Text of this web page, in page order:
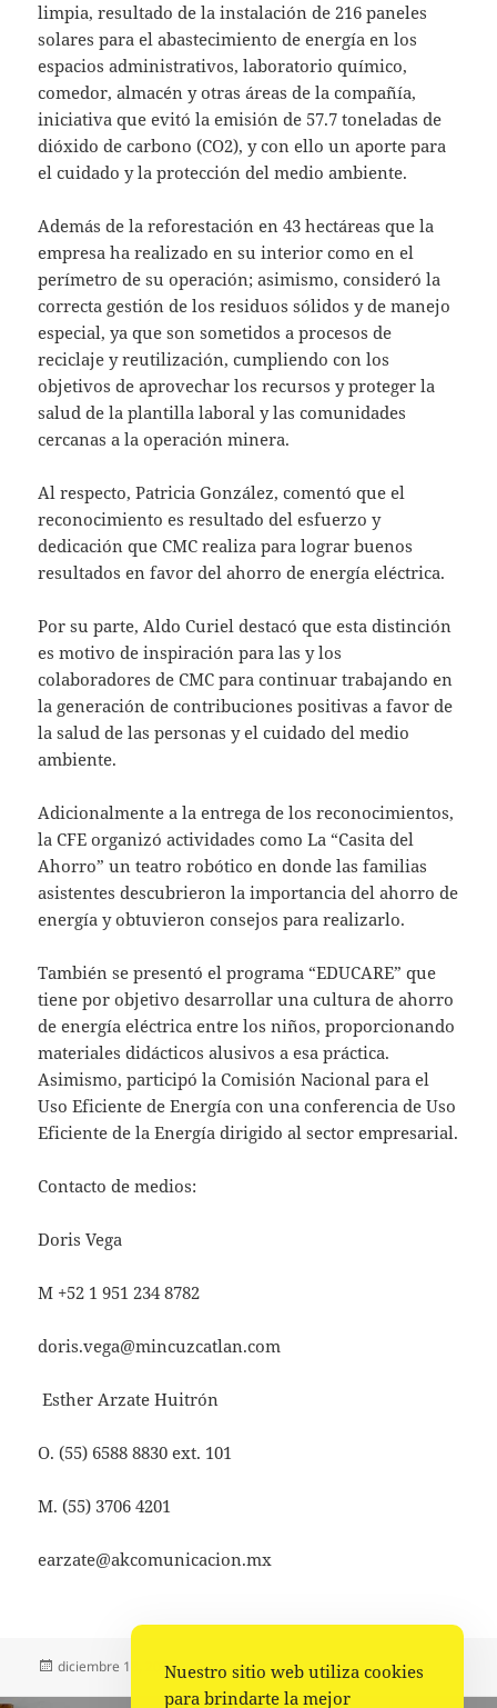
limpia, resultado de la instalación de 216 paneles
solares para el abastecimiento de energía en los
espacios administrativos, laboratorio químico,
comedor, almacén y otras áreas de la compañía,
iniciativa que evitó la emisión de 57.7 toneladas de
dióxido de carbono (CO2), y con ello un aporte para
el cuidado y la protección del medio ambiente.
Además de la reforestación en 43 hectáreas que la
empresa ha realizado en su interior como en el
perímetro de su operación; asimismo, consideró la
correcta gestión de los residuos sólidos y de manejo
especial, ya que son sometidos a procesos de
reciclaje y reutilización, cumpliendo con los
objetivos de aprovechar los recursos y proteger la
salud de la plantilla laboral y las comunidades
cercanas a la operación minera.
Al respecto, Patricia González, comentó que el
reconocimiento es resultado del esfuerzo y
dedicación que CMC realiza para lograr buenos
resultados en favor del ahorro de energía eléctrica.
Por su parte, Aldo Curiel destacó que esta distinción
es motivo de inspiración para las y los
colaboradores de CMC para continuar trabajando en
la generación de contribuciones positivas a favor de
la salud de las personas y el cuidado del medio
ambiente.
Adicionalmente a la entrega de los reconocimientos,
la CFE organizó actividades como La “Casita del
Ahorro” un teatro robótico en donde las familias
asistentes descubrieron la importancia del ahorro de
energía y obtuvieron consejos para realizarlo.
También se presentó el programa “EDUCARE” que
tiene por objetivo desarrollar una cultura de ahorro
de energía eléctrica entre los niños, proporcionando
materiales didácticos alusivos a esa práctica.
Asimismo, participó la Comisión Nacional para el
Uso Eficiente de Energía con una conferencia de Uso
Eficiente de la Energía dirigido al sector empresarial.
Contacto de medios:
Doris Vega
M +52 1 951 234 8782
doris.vega@mincuzcatlan.com
Esther Arzate Huitrón
O. (55) 6588 8830 ext. 101
M. (55) 3706 4201
earzate@akcomunicacion.mx
Publicado
diciembre 18, 2023 Autor
La redacción Categorías
Estado ,Portada
Nuestro sitio web utiliza cookies
para brindarte la mejor